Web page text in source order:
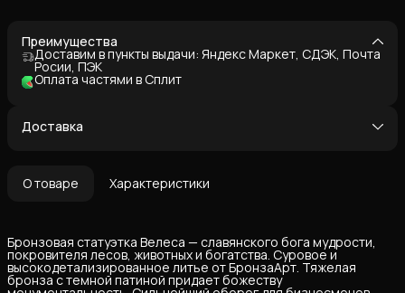
Преимущества
Доставим в пункты выдачи: Яндекс Маркет, СДЭК, Почта
Росии, ПЭК
Оплата частями в Сплит
Доставка
О товаре Характеристики
Бронзовая статуэтка Велеса — славянского бога мудрости,
покровителя лесов, животных и богатства. Суровое и
высокодетализированное литье от БронзаАрт. Тяжелая
бронза с темной патиной придает божеству